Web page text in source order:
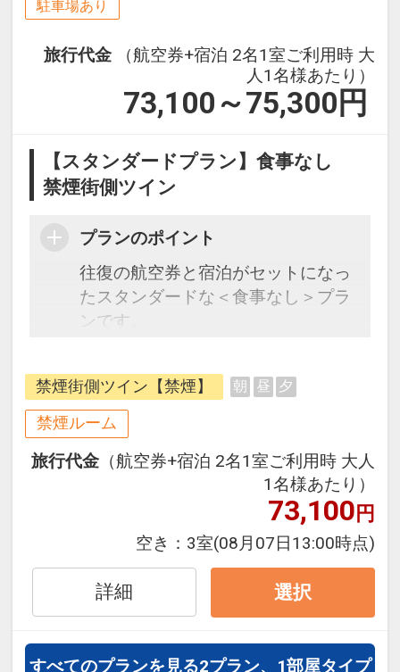
駐車場あり
旅行代金
（航空券+宿泊 2名1室ご利用時 大
人1名様あたり）
73,100～75,300 円
【スタンダードプラン】食事なし
禁煙街側ツイン
プランのポイント
往復の航空券と宿泊がセットになっ
たスタンダードな＜食事なし＞プラ
ンです。
できるダイナミックパッケージだか
ら、一都市滞在はもちろん周遊旅行
にも最適！
旅行期間中の1泊だけの宿泊や延
泊・飛び泊なども自由自在です。
フライトは、安心のJAL（または
JALグループ）確約！フライトマイ
ル50%貯まります。
通・体験プランなどの追加（同時予
約）が可能なプランもございます。
禁煙街側ツイン【禁煙】 朝 昼 夕
禁煙ルーム
旅行代金 （航空券+宿泊 2名1室ご利用時 大人
1名様あたり）
73,100円
空き： 3室(08月07日13:00時点)
詳細 選択
すべてのプランを見る2プラン、1部屋タイプ